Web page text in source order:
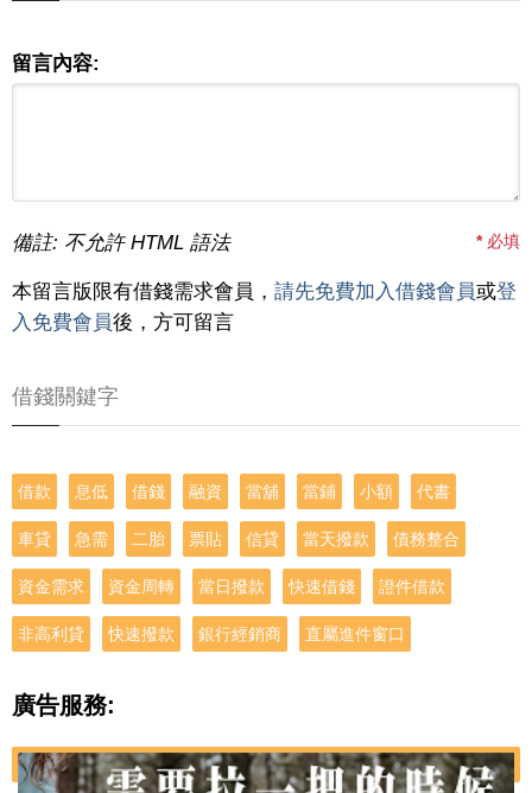
留言內容:
備註: 不允許 HTML 語法 *必填
本留言版限有借錢需求會員， 請先免費加入借錢會員或登
入免費會員後，方可留言
借錢關鍵字
借款 息低 借錢 融資 當舖 當鋪 小額 代書
車貸 急需 二胎 票貼 信貸 當天撥款 債務整合
資金需求 資金周轉 當日撥款 快速借錢 證件借款
非高利貸 快速撥款 銀行經銷商 直屬進件窗口
廣告服務: